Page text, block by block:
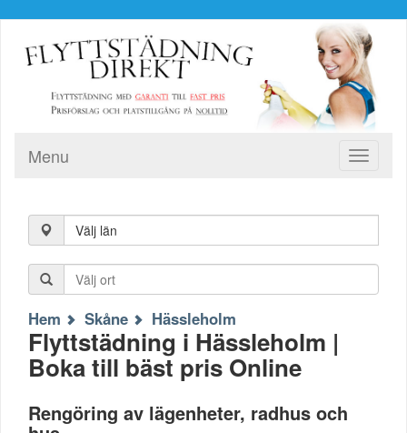
Toggle
Menu
Välj län
Hem Skåne Hässleholm
Flyttstädning i Hässleholm |
Boka till bäst pris Online
Rengöring av lägenheter, radhus och